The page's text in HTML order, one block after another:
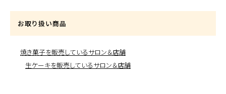
お取り扱い商品
焼き菓子を販売しているサロン＆店舗
生ケーキを販売しているサロン＆店舗